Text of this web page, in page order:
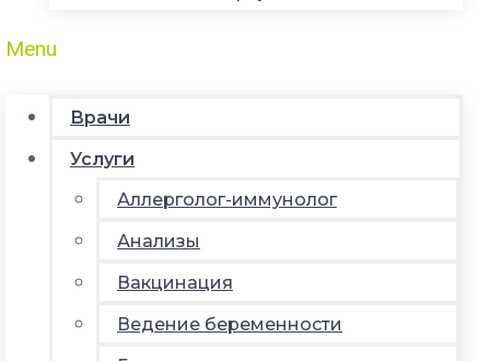
Menu
Врачи
Услуги
Аллерголог-иммунолог
Анализы
Вакцинация
Ведение беременности